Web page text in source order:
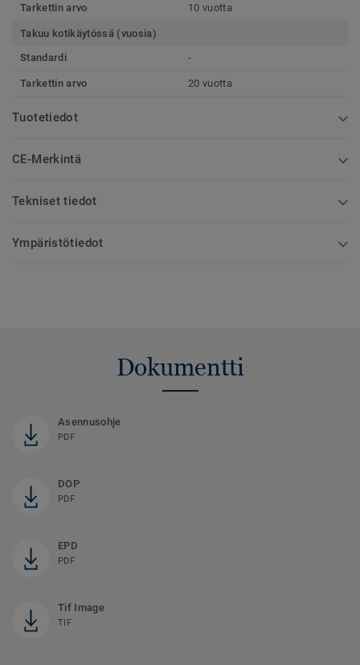
Tarkettin arvo 10 vuotta
Takuu kotikäytössä (vuosia)
Standardi
-
Tarkettin arvo 20 vuotta
Tuotetiedot
CE-Merkintä
Tekniset tiedot
Ympäristötiedot
Dokumentti
Asennusohje
PDF
DOP
PDF
EPD
PDF
Tif Image
TIF